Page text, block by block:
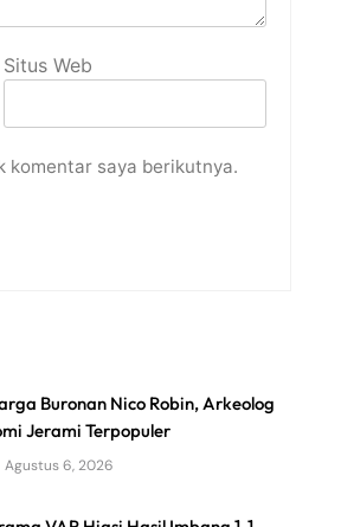
Situs Web
komentar saya berikutnya.
Buronan Nico Robin, Arkeolog
Jerami Terpopuler
Agustus 6, 2026